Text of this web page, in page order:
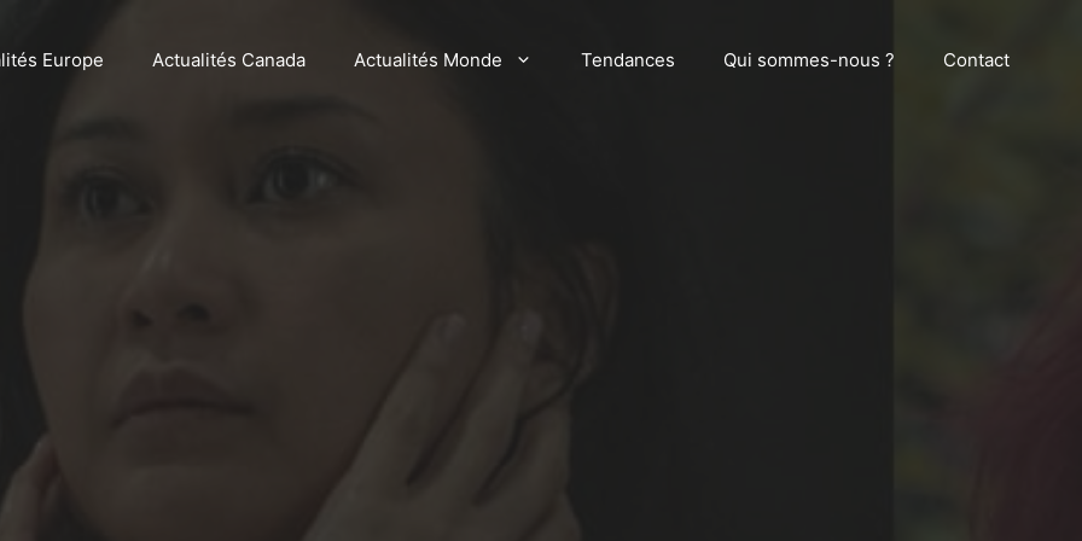
Europe Actualités Canada Actualités Monde Tendances Qui sommes-nous ? Contact